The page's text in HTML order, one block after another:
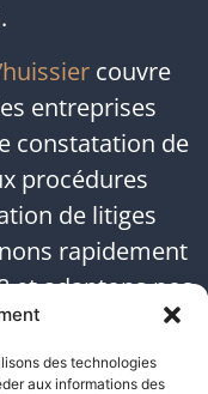
des technologies
aux informations des
couvre
entreprises
constatation de
procédures
de litiges
rapidement
et adaptons nos
votre activité